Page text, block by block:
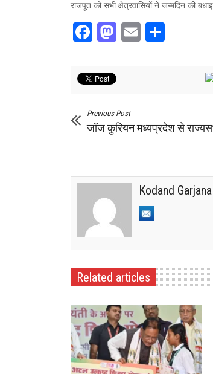
राजपूत को सभी क्षेत्रवासियों ने जन्मदिन की
Facebook
Mastodon
Email
Previous Post
जॉज कुरियन मध्यप्रदेश से
Kodand Garjana
Related articles